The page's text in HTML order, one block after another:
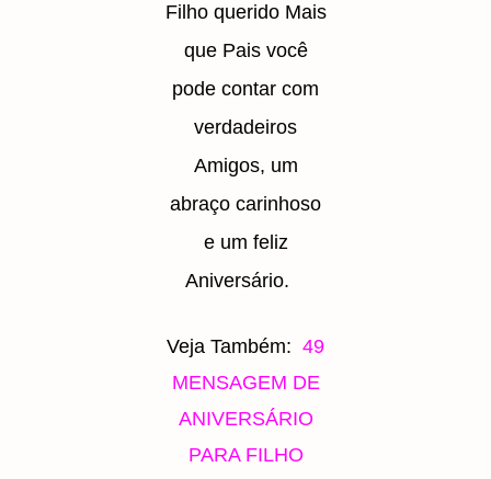
Filho querido Mais
que Pais você
pode contar com
verdadeiros
Amigos, um
abraço carinhoso
e um feliz
Aniversário.
Veja Também: 49
MENSAGEM DE
ANIVERSÁRIO
PARA FILHO